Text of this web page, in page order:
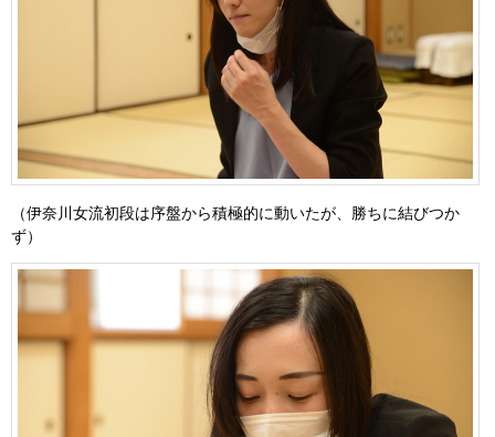
（伊奈川女流初段は序盤から積極的に動いたが、勝ちに結びつか
ず）